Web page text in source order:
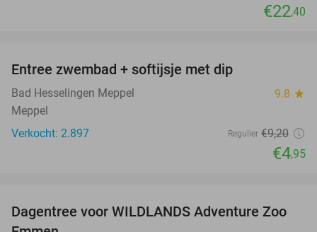
€22,40
Entree zwembad + softijsje met dip
Bad Hesselingen Meppel 9.8 star
Meppel
Verkocht: 2.897
Regulier €9,20
€4,95
24%
Dagentree voor WILDLANDS Adventure Zoo